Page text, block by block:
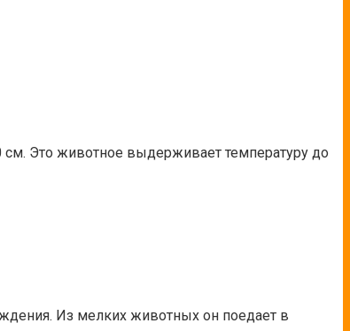
Это животное выдерживает температуру до
Из мелких животных он поедает в